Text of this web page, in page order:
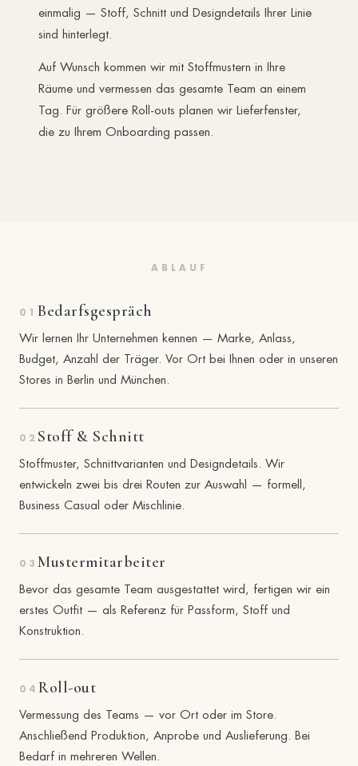
einmalig — Stoff, Schnitt und Designdetails Ihrer Linie
sind hinterlegt.
Auf Wunsch kommen wir mit Stoffmustern in Ihre
Räume und vermessen das gesamte Team an einem
Tag. Für größere Roll-outs planen wir Lieferfenster,
die zu Ihrem Onboarding passen.
ABLAUF
01 Bedarfsgespräch
Wir lernen Ihr Unternehmen kennen — Marke, Anlass,
Budget, Anzahl der Träger. Vor Ort bei Ihnen oder in unseren
Stores in Berlin und München.
02 Stoff & Schnitt
Stoffmuster, Schnittvarianten und Designdetails. Wir
entwickeln zwei bis drei Routen zur Auswahl — formell,
Business Casual oder Mischlinie.
03 Mustermitarbeiter
Bevor das gesamte Team ausgestattet wird, fertigen wir ein
erstes Outfit — als Referenz für Passform, Stoff und
Konstruktion.
04 Roll-out
Vermessung des Teams — vor Ort oder im Store.
Anschließend Produktion, Anprobe und Auslieferung. Bei
Bedarf in mehreren Wellen.